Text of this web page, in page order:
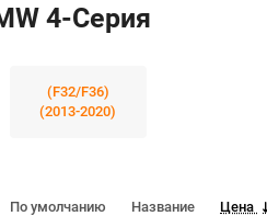
4-Серия
(F32/F36)
(2013-2020)
По умолчанию Название Цена